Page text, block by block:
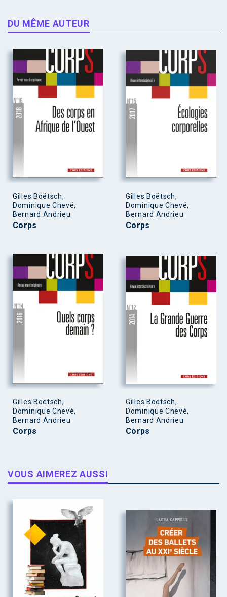
DU MÊME AUTEUR
Gilles Boëtsch,
Dominique Chevé,
Bernard Andrieu
Corps
Gilles Boëtsch,
Dominique Chevé,
Bernard Andrieu
Corps
Gilles Boëtsch,
Dominique Chevé,
Bernard Andrieu
Corps
Gilles Boëtsch,
Dominique Chevé,
Bernard Andrieu
Corps
VOUS AIMEREZ AUSSI